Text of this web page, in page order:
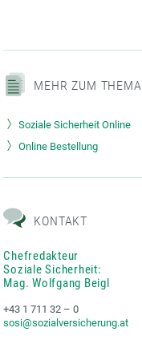
MEHR ZUM THEMA
Soziale Sicherheit Online
Online Bestellung
KONTAKT
Chefredakteur
Soziale Sicherheit:
Mag. Wolfgang Beigl
+43 1 711 32 – 0
sosi@sozialversicherung.at